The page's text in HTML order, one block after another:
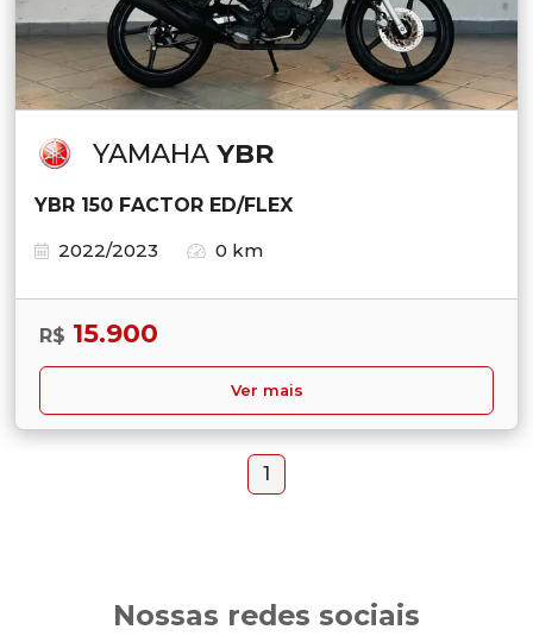
YAMAHA YBR
YBR 150 FACTOR ED/FLEX
2022/2023
0 km
R$ 15.900
Ver mais
1
Nossas redes sociais